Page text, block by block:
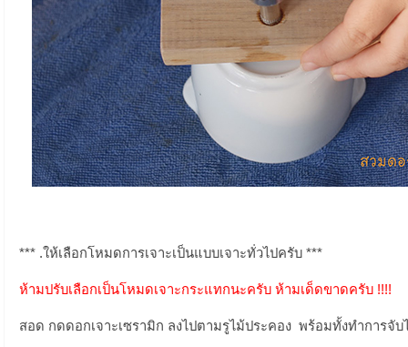
*** .ให้เลือกโหมดการเจาะเป็นแบบเจาะทั่วไปครับ ***
ห้ามปรับเลือกเป็นโหมดเจาะกระแทกนะครับ ห้ามเด็ดขาดครับ !!!!
สอด กดดอกเจาะเซรามิก ลงไปตามรูไม้ประคอง พร้อมทั้งทำการจั